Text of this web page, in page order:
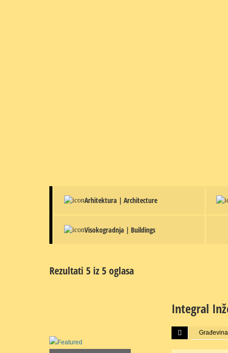
Arhitektura | Architecture
Visokogradnja | Buildings
Rezultati 5 iz 5 oglasa
Integral